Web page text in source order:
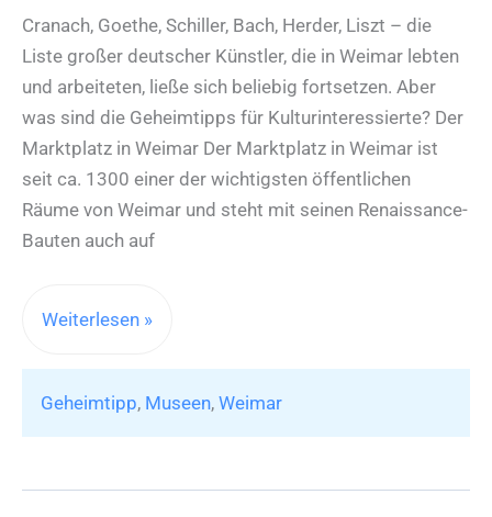
Cranach, Goethe, Schiller, Bach, Herder, Liszt – die
Liste großer deutscher Künstler, die in Weimar lebten
und arbeiteten, ließe sich beliebig fortsetzen. Aber
was sind die Geheimtipps für Kulturinteressierte? Der
Marktplatz in Weimar Der Marktplatz in Weimar ist
seit ca. 1300 einer der wichtigsten öffentlichen
Räume von Weimar und steht mit seinen Renaissance-
Bauten auch auf
Geheimtipp:
Weimar
Weiterlesen »
Geheimtipp, Museen, Weimar